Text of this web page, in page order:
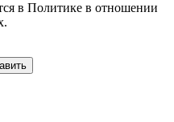
в Политике в отношении